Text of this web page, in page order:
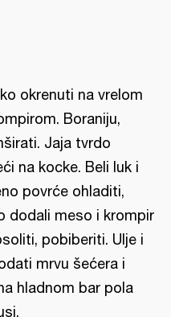
okrenuti na vrelom
Boraniju,
Jaja tvrdo
na kocke. Beli luk i
povrće ohladiti,
dodali meso i krompir
pobiberiti. Ulje i
mrvu šećera i
hladnom bar pola